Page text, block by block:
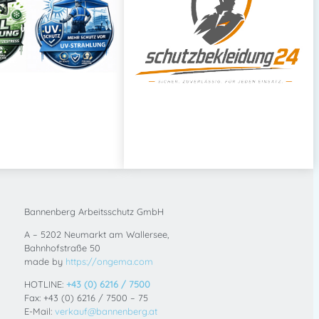
Bannenberg Arbeitsschutz GmbH
A – 5202 Neumarkt am Wallersee,
Bahnhofstraße 50
made by https://ongema.com
HOTLINE: +43 (0) 6216 / 7500
Fax: +43 (0) 6216 / 7500 – 75
E-Mail: verkauf@bannenberg.at